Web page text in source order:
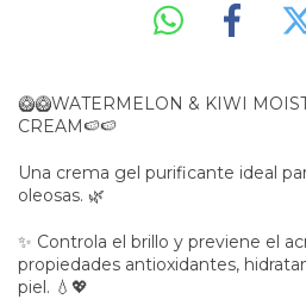
🥝🥝WATERMELON & KIWI
CREAM🍉🍉
Una crema gel purificante ideal
oleosas. 🌿
✨ Controla el brillo y previene el
propiedades antioxidantes,
piel. 💧💖